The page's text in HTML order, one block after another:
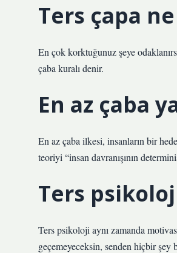
Ters çapa
En çok korktuğunuz şeye
çaba kuralı denir.
En az çaba
En az çaba ilkesi, insanların bir
teoriyi “insan davranışının
Ters
Ters psikoloji aynı zamanda
geçemeyeceksin, senden hiçbir şey